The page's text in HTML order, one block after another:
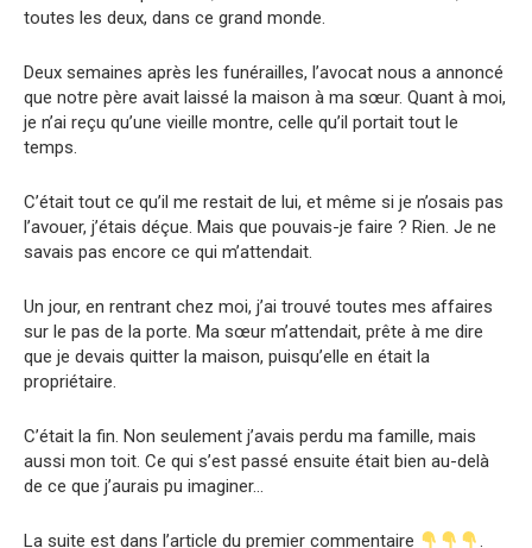
toutes les deux, dans ce grand monde.
Deux semaines après les funérailles, l’avocat nous a annoncé
que notre père avait laissé la maison à ma sœur. Quant à moi,
je n’ai reçu qu’une vieille montre, celle qu’il portait tout le
temps.
C’était tout ce qu’il me restait de lui, et même si je n’osais pas
l’avouer, j’étais déçue. Mais que pouvais-je faire ? Rien. Je ne
savais pas encore ce qui m’attendait.
Un jour, en rentrant chez moi, j’ai trouvé toutes mes affaires
sur le pas de la porte. Ma sœur m’attendait, prête à me dire
que je devais quitter la maison, puisqu’elle en était la
propriétaire.
C’était la fin. Non seulement j’avais perdu ma famille, mais
aussi mon toit. Ce qui s’est passé ensuite était bien au-delà
de ce que j’aurais pu imaginer…
La suite est dans l’article du premier commentaire .